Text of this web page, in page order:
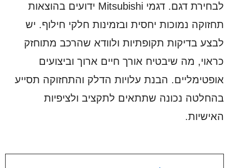
לבחירת דגם. דגמי Mitsubishi ידועים בהוצאות
תחזוקה נמוכות יחסית ובזמינות חלקי חילוף. יש
לבצע בדיקות תקופתיות ולוודא שהרכב מתוחזק
כראוי, מה שיבטיח אורך חיים ארוך וביצועים
אופטימליים. הבנת עלויות הדלק והתחזוקה תסייע
בהחלטה נכונה שתתאים לתקציב ולציפיות
האישיות.